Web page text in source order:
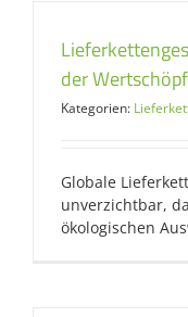
der
Kategorien:
Globale
unverzichtbar,
ökologischen